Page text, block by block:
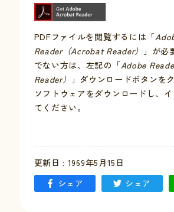
PDFファイルを閲覧するには「
Reader（Acrobat Reader） 」が必
でない方は、左記の「Adobe
Reader） 」ダウンロードボタンを
ソフトウェアをダウンロードし、
てください。
更新日 : 1969年5月15日
シェア
シェア
移住・定住
ふるさと納税
お問い合わせ
例規集